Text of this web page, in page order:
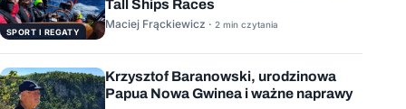
SPORT I REGATY
Tall Ships Races
Maciej Frąckiewicz · 2 min czytania
Krzysztof Baranowski, urodzinowa
Papua Nowa Gwinea i ważne naprawy